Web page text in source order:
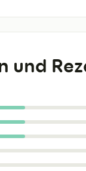
und